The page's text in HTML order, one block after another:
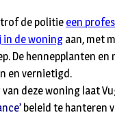
trof de politie een
in de woning aan, met
De hennepplanten
en vernietigd.
deze woning laat
beleid te hanteren